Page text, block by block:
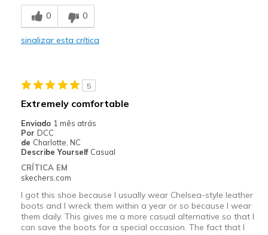
Breathe Well
Comfortable
Casual Wear
Width
Sizing
Feels half size too big
View On Shoes
0 0
sinalizar esta crítica
5
Extremely comfortable
Enviado 1 mês atrás
Por DCC
de Charlotte, NC
Describe Yourself Casual
CRÍTICA EM
skechers.com
I got this shoe because I usually wear Chelsea-style leather
boots and I wreck them within a year or so because I wear
them daily. This gives me a more casual alternative so that I
can save the boots for a special occasion. The fact that I